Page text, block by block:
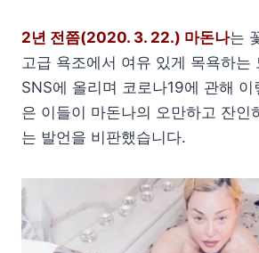
2년 전쯤(2020. 3. 22.) 마돈나는
고급 욕조에서 여유 있게 목욕하는
SNS에 올리며 코로나19에 관해
은 이들이 마돈나의 오만하고 잔인
는 발언을 비판했습니다.